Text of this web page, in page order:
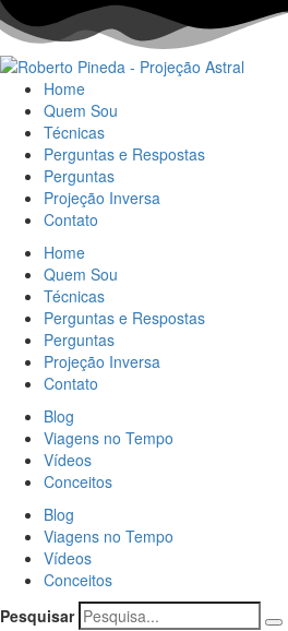
Home
Quem Sou
Técnicas
Perguntas e Respostas
Perguntas
Projeção Inversa
Contato
Home
Quem Sou
Técnicas
Perguntas e Respostas
Perguntas
Projeção Inversa
Contato
Blog
Viagens no Tempo
Vídeos
Conceitos
Blog
Viagens no Tempo
Vídeos
Conceitos
Pesquisar